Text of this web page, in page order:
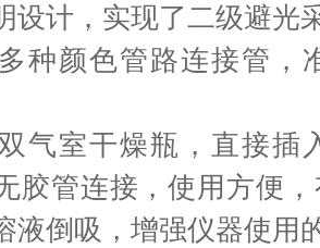
设计，实现了二级避光
种颜色管路连接管，
气室干燥瓶，直接插
胶管连接，使用方便
液倒吸，增强仪器使用